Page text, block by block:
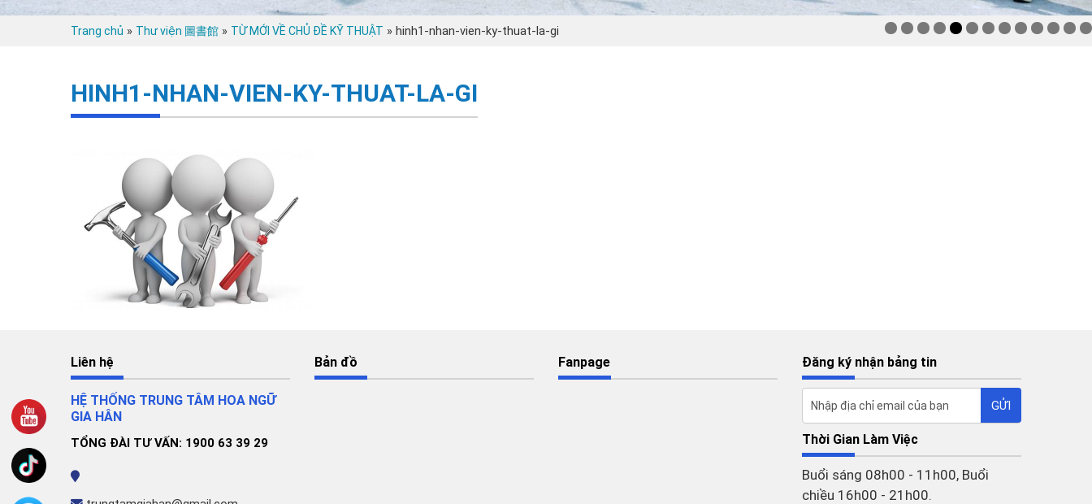
Trang chủ » Thư viện 圖書館 » TỪ MỚI VỀ CHỦ ĐỀ KỸ THUẬT » hinh1-nhan-vien-ky-thuat-la-gi
HINH1-NHAN-VIEN-KY-THUAT-LA-GI
Liên hệ
HỆ THỐNG TRUNG TÂM HOA NGỮ
GIA HÂN
TỔNG ĐÀI TƯ VẤN: 1900 63 39 29
Bản đồ Fanpage Đăng ký nhận bảng tin
Thời Gian Làm Việc
Buổi sáng 08h00 - 11h00, Buổi
chiều 16h00 - 21h00.